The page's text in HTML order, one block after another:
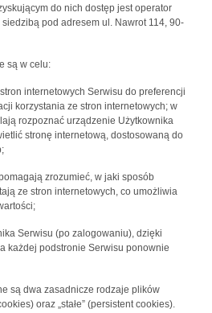
do nich dostęp jest operator
pod adresem ul. Nawrot 114, 90-
są w celu:
internetowych Serwisu do preferencji
korzystania ze stron internetowych; w
rozpoznać urządzenie Użytkownika
stronę internetową, dostosowaną do
zrozumieć, w jaki sposób
ze stron internetowych, co umożliwia
Serwisu (po zalogowaniu), dzięki
każdej podstronie Serwisu ponownie
są dwa zasadnicze rodzaje plików
oraz „stałe” (persistent cookies).